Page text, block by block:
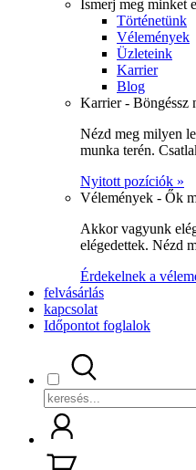
Ismerj meg minket
Történetünk
Vélemények
Üzleteink
Karrier
Blog
Karrier - Böngéssz
Nézd meg milyen
munka terén.
Nyitott pozíciók »
Vélemények - Ők
Akkor vagyunk
elégedettek. Nézd
Érdekelnek a
felvásárlás
kapcsolat
Időpontot foglalok